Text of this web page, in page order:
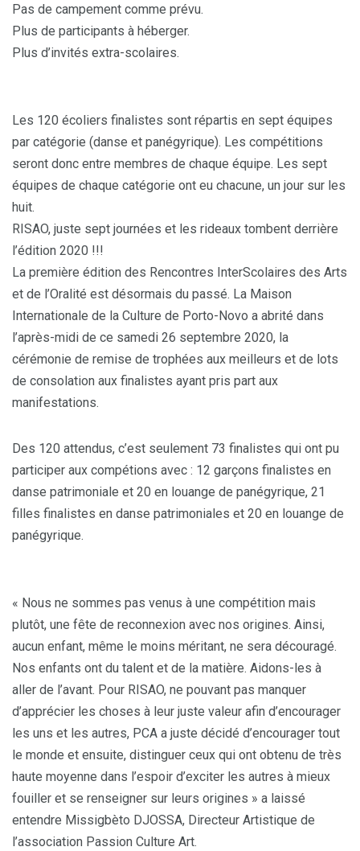
Pas de campement comme prévu.
Plus de participants à héberger.
Plus d’invités extra-scolaires.
Les 120 écoliers finalistes sont répartis en sept équipes
par catégorie (danse et panégyrique). Les compétitions
seront donc entre membres de chaque équipe. Les sept
équipes de chaque catégorie ont eu chacune, un jour sur les
huit.
RISAO, juste sept journées et les rideaux tombent derrière
l’édition 2020 !!!
La première édition des Rencontres InterScolaires des Arts
et de l’Oralité est désormais du passé. La Maison
Internationale de la Culture de Porto-Novo a abrité dans
l’après-midi de ce samedi 26 septembre 2020, la
cérémonie de remise de trophées aux meilleurs et de lots
de consolation aux finalistes ayant pris part aux
manifestations.
Des 120 attendus, c’est seulement 73 finalistes qui ont pu
participer aux compétions avec : 12 garçons finalistes en
danse patrimoniale et 20 en louange de panégyrique, 21
filles finalistes en danse patrimoniales et 20 en louange de
panégyrique.
« Nous ne sommes pas venus à une compétition mais
plutôt, une fête de reconnexion avec nos origines. Ainsi,
aucun enfant, même le moins méritant, ne sera découragé.
Nos enfants ont du talent et de la matière. Aidons-les à
aller de l’avant. Pour RISAO, ne pouvant pas manquer
d’apprécier les choses à leur juste valeur afin d’encourager
les uns et les autres, PCA a juste décidé d’encourager tout
le monde et ensuite, distinguer ceux qui ont obtenu de très
haute moyenne dans l’espoir d’exciter les autres à mieux
fouiller et se renseigner sur leurs origines » a laissé
entendre Missigbèto DJOSSA, Directeur Artistique de
l’association Passion Culture Art.